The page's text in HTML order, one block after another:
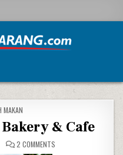
MAKAN
& Cafe
2 COMMENTSON LEMON TEA RESTO